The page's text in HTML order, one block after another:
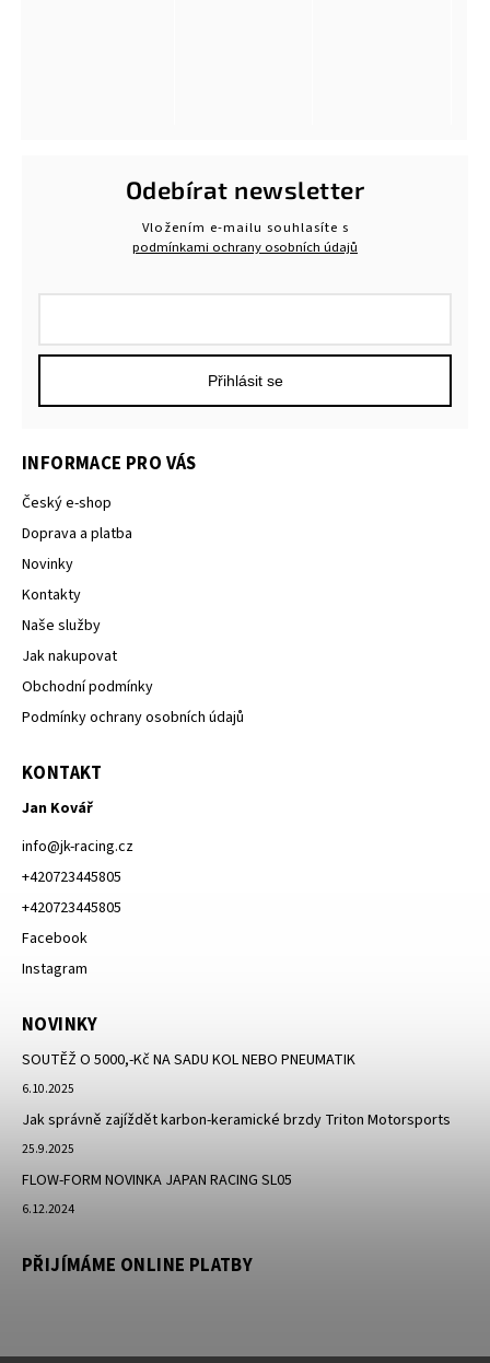
INFORMACE PRO VÁS
Český e-shop
Doprava a platba
Novinky
Kontakty
Naše služby
Jak nakupovat
Obchodní podmínky
Podmínky ochrany osobních údajů
KONTAKT
Jan Kovář
info@jk-racing.cz
+420723445805
+420723445805
Facebook
Instagram
NOVINKY
SOUTĚŽ O 5000,-Kč NA SADU KOL NEBO PNEUMATIK
6.10.2025
Jak správně zajíždět karbon-keramické brzdy Triton Motorsports
25.9.2025
FLOW-FORM NOVINKA JAPAN RACING SL05
6.12.2024
PŘIJÍMÁME ONLINE PLATBY
Odebírat newsletter
Vložením e-mailu souhlasíte s
podmínkami ochrany osobních údajů
Přihlásit se